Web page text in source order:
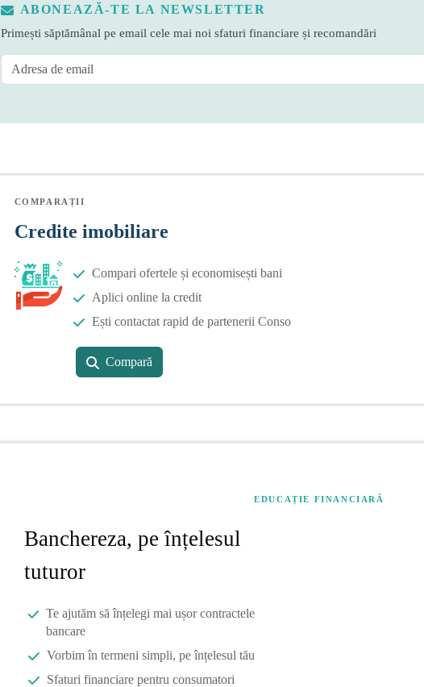
ABONEAZĂ-TE LA NEWSLETTER
Primești săptămânal pe email cele mai noi sfaturi financiare și recomandări
COMPARAȚII
Credite imobiliare
Compari ofertele și economisești bani
Aplici online la credit
Ești contactat rapid de partenerii Conso
Compară
EDUCAȚIE FINANCIARĂ
Banchereza, pe înțelesul
tuturor
Te ajutăm să înțelegi mai ușor contractele
bancare
Vorbim în termeni simpli, pe înțelesul tău
Sfaturi financiare pentru consumatori